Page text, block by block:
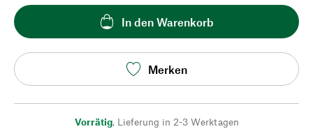
In den Warenkorb
Merken
Vorrätig, Lieferung in 2-3 Werktagen